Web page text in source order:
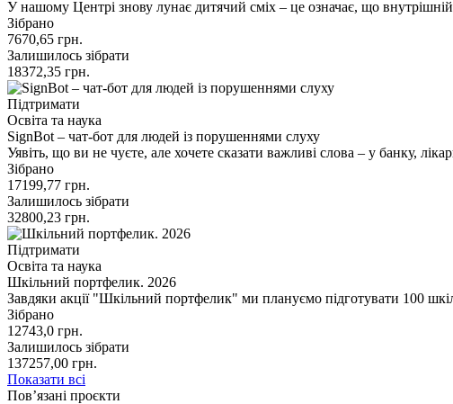
У нашому Центрі знову лунає дитячий сміх – це означає, що
Зібрано
7670,65 грн.
Залишилось зібрати
18372,35 грн.
Підтримати
Освіта та наука
SignBot – чат-бот для людей із порушеннями слуху
Уявіть, що ви не чуєте, але хочете сказати важливі слова – у банку,
Зібрано
17199,77 грн.
Залишилось зібрати
32800,23 грн.
Підтримати
Освіта та наука
Шкільний портфелик. 2026
Завдяки акції "Шкільний портфелик" ми плануємо підготувати 100
Зібрано
12743,0 грн.
Залишилось зібрати
137257,00 грн.
Показати всі
Пов’язані проєкти